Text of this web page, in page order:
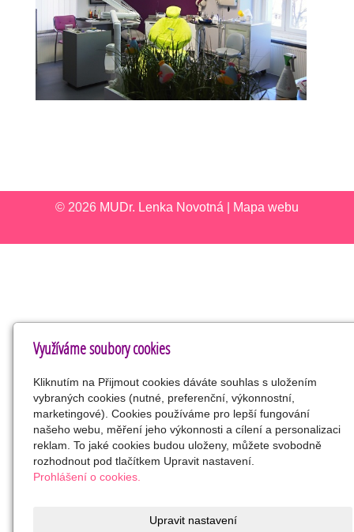
© 2026 MUDr. Lenka Novotná Mapa webu
Využíváme soubory cookies
Kliknutím na Přijmout cookies dáváte souhlas s uložením
vybraných cookies (nutné, preferenční, výkonnostní,
marketingové). Cookies používáme pro lepší fungování
našeho webu, měření jeho výkonnosti a cílení a personalizaci
reklam. To jaké cookies budou uloženy, můžete svobodně
rozhodnout pod tlačítkem Upravit nastavení.
Prohlášení o cookies.
Upravit nastavení